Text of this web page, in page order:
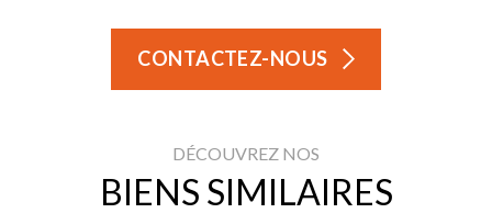
CONTACTEZ-NOUS
DÉCOUVREZ NOS
BIENS SIMILAIRES